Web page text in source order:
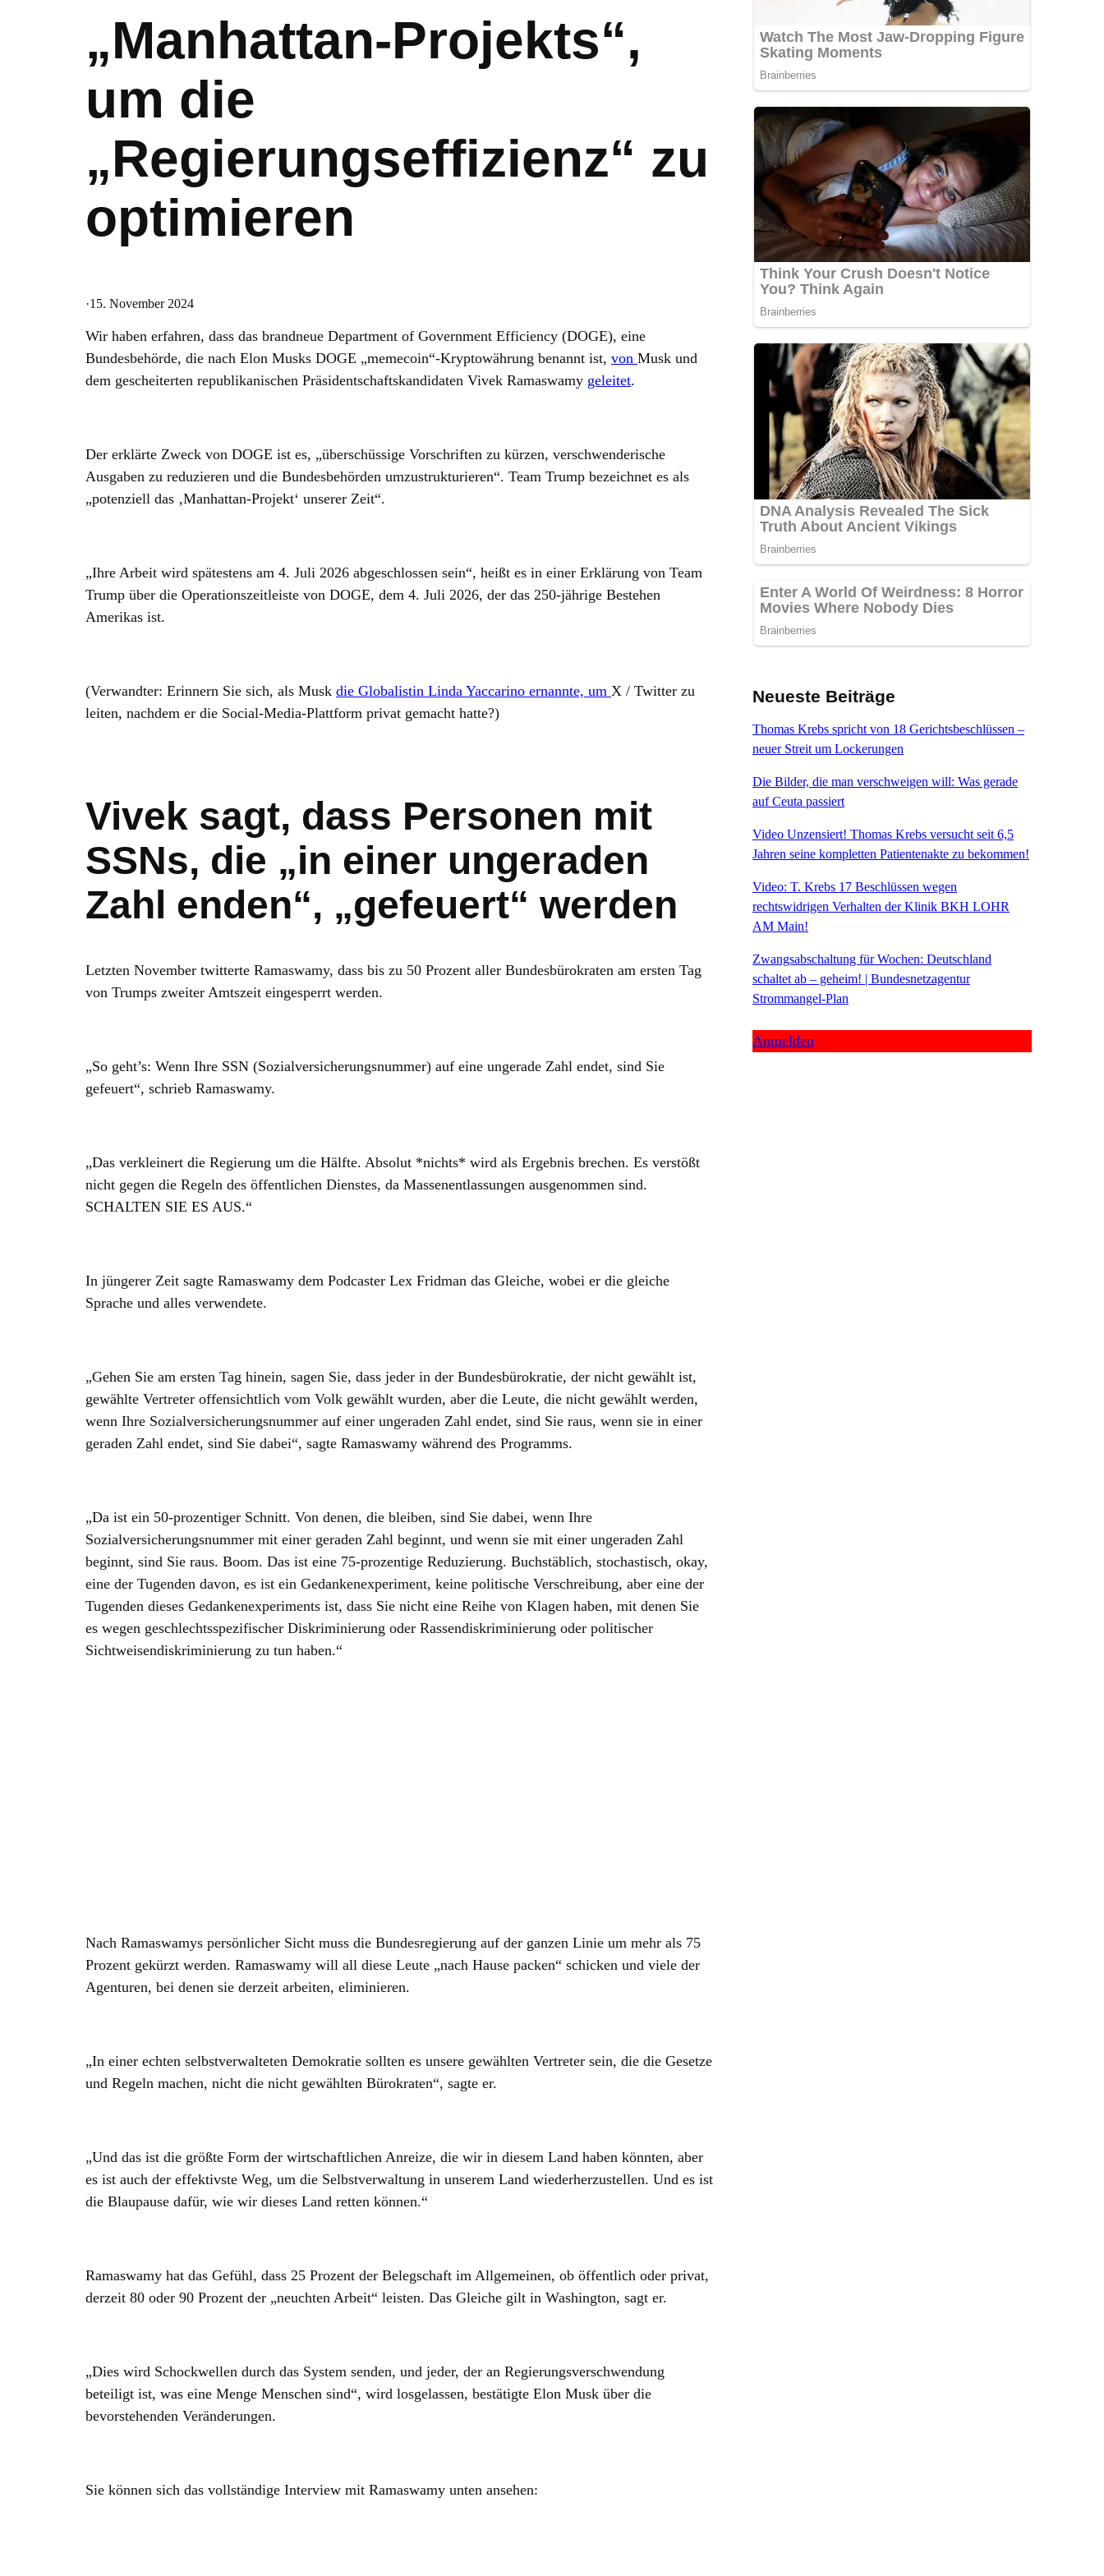
„Manhattan-Projekts“,
um die
„Regierungseffizienz“ zu
optimieren
·15. November 2024
Wir haben erfahren, dass das brandneue Department of Government Efficiency (DOGE), eine
Bundesbehörde, die nach Elon Musks DOGE „memecoin“-Kryptowährung benannt ist, von Musk und
dem gescheiterten republikanischen Präsidentschaftskandidaten Vivek Ramaswamy geleitet.
Der erklärte Zweck von DOGE ist es, „überschüssige Vorschriften zu kürzen, verschwenderische
Ausgaben zu reduzieren und die Bundesbehörden umzustrukturieren“. Team Trump bezeichnet es als
„potenziell das ‚Manhattan-Projekt‘ unserer Zeit“.
„Ihre Arbeit wird spätestens am 4. Juli 2026 abgeschlossen sein“, heißt es in einer Erklärung von Team
Trump über die Operationszeitleiste von DOGE, dem 4. Juli 2026, der das 250-jährige Bestehen
Amerikas ist.
(Verwandter: Erinnern Sie sich, als Musk die Globalistin Linda Yaccarino ernannte, um X / Twitter zu
leiten, nachdem er die Social-Media-Plattform privat gemacht hatte?)
Vivek sagt, dass Personen mit
SSNs, die „in einer ungeraden
Zahl enden“, „gefeuert“ werden
Letzten November twitterte Ramaswamy, dass bis zu 50 Prozent aller Bundesbürokraten am ersten Tag
von Trumps zweiter Amtszeit eingesperrt werden.
„So geht’s: Wenn Ihre SSN (Sozialversicherungsnummer) auf eine ungerade Zahl endet, sind Sie
gefeuert“, schrieb Ramaswamy.
„Das verkleinert die Regierung um die Hälfte. Absolut *nichts* wird als Ergebnis brechen. Es verstößt
nicht gegen die Regeln des öffentlichen Dienstes, da Massenentlassungen ausgenommen sind.
SCHALTEN SIE ES AUS.“
In jüngerer Zeit sagte Ramaswamy dem Podcaster Lex Fridman das Gleiche, wobei er die gleiche
Sprache und alles verwendete.
„Gehen Sie am ersten Tag hinein, sagen Sie, dass jeder in der Bundesbürokratie, der nicht gewählt ist,
gewählte Vertreter offensichtlich vom Volk gewählt wurden, aber die Leute, die nicht gewählt werden,
wenn Ihre Sozialversicherungsnummer auf einer ungeraden Zahl endet, sind Sie raus, wenn sie in einer
geraden Zahl endet, sind Sie dabei“, sagte Ramaswamy während des Programms.
„Da ist ein 50-prozentiger Schnitt. Von denen, die bleiben, sind Sie dabei, wenn Ihre
Sozialversicherungsnummer mit einer geraden Zahl beginnt, und wenn sie mit einer ungeraden Zahl
beginnt, sind Sie raus. Boom. Das ist eine 75-prozentige Reduzierung. Buchstäblich, stochastisch, okay,
eine der Tugenden davon, es ist ein Gedankenexperiment, keine politische Verschreibung, aber eine der
Tugenden dieses Gedankenexperiments ist, dass Sie nicht eine Reihe von Klagen haben, mit denen Sie
es wegen geschlechtsspezifischer Diskriminierung oder Rassendiskriminierung oder politischer
Sichtweisendiskriminierung zu tun haben.“
Nach Ramaswamys persönlicher Sicht muss die Bundesregierung auf der ganzen Linie um mehr als 75
Prozent gekürzt werden. Ramaswamy will all diese Leute „nach Hause packen“ schicken und viele der
Agenturen, bei denen sie derzeit arbeiten, eliminieren.
„In einer echten selbstverwalteten Demokratie sollten es unsere gewählten Vertreter sein, die die Gesetze
und Regeln machen, nicht die nicht gewählten Bürokraten“, sagte er.
„Und das ist die größte Form der wirtschaftlichen Anreize, die wir in diesem Land haben könnten, aber
es ist auch der effektivste Weg, um die Selbstverwaltung in unserem Land wiederherzustellen. Und es ist
die Blaupause dafür, wie wir dieses Land retten können.“
Ramaswamy hat das Gefühl, dass 25 Prozent der Belegschaft im Allgemeinen, ob öffentlich oder privat,
derzeit 80 oder 90 Prozent der „neuchten Arbeit“ leisten. Das Gleiche gilt in Washington, sagt er.
„Dies wird Schockwellen durch das System senden, und jeder, der an Regierungsverschwendung
beteiligt ist, was eine Menge Menschen sind“, wird losgelassen, bestätigte Elon Musk über die
bevorstehenden Veränderungen.
Sie können sich das vollständige Interview mit Ramaswamy unten ansehen:
Neueste Beiträge
Thomas Krebs spricht von 18 Gerichtsbeschlüssen –
neuer Streit um Lockerungen
Die Bilder, die man verschweigen will: Was gerade
auf Ceuta passiert
Video Unzensiert! Thomas Krebs versucht seit 6,5
Jahren seine kompletten Patientenakte zu bekommen!
Video: T. Krebs 17 Beschlüssen wegen
rechtswidrigen Verhalten der Klinik BKH LOHR
AM Main!
Zwangsabschaltung für Wochen: Deutschland
schaltet ab – geheim! | Bundesnetzagentur
Strommangel-Plan
Anmelden